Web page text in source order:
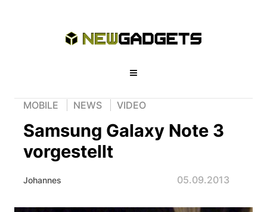
MOBILE NEWS VIDEO
Samsung Galaxy Note 3
vorgestellt
Johannes 05.09.2013